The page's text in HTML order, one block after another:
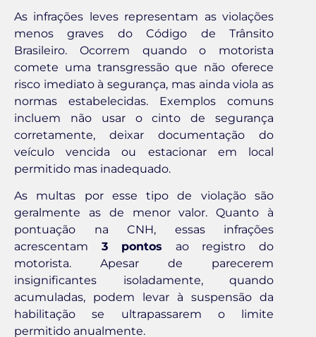
As infrações leves representam as violações
menos graves do Código de Trânsito
Brasileiro. Ocorrem quando o motorista
comete uma transgressão que não oferece
risco imediato à segurança, mas ainda viola as
normas estabelecidas. Exemplos comuns
incluem não usar o cinto de segurança
corretamente, deixar documentação do
veículo vencida ou estacionar em local
permitido mas inadequado.
As multas por esse tipo de violação são
geralmente as de menor valor. Quanto à
pontuação na CNH, essas infrações
acrescentam 3 pontos ao registro do
motorista. Apesar de parecerem
insignificantes isoladamente, quando
acumuladas, podem levar à suspensão da
habilitação se ultrapassarem o limite
permitido anualmente.